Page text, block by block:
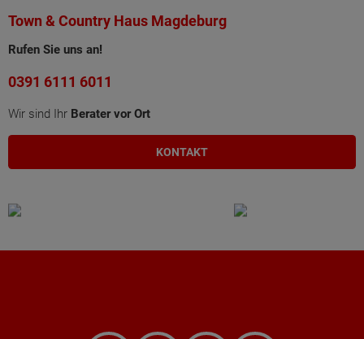
Town & Country Haus Magdeburg
Rufen Sie uns an!
0391 6111 6011
Wir sind Ihr Berater vor Ort
KONTAKT